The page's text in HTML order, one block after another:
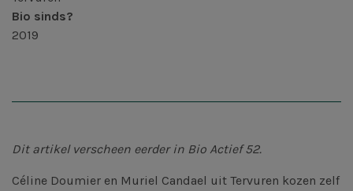
Bio sinds?
2019
Dit artikel verscheen eerder in Bio Actief 52.
Céline Doumier en Muriel Candael uit Tervuren kozen zelf